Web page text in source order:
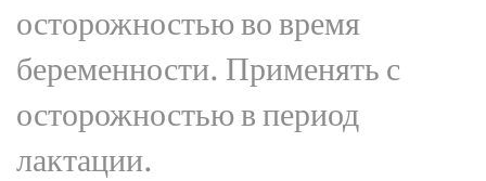
осторожностью во время
беременности. Применять с
осторожностью в период
лактации.